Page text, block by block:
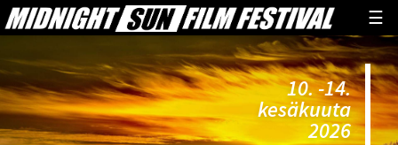
☰
10. -14.
kesäkuuta
2026